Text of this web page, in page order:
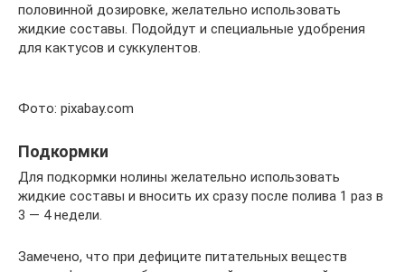
половинной дозировке, желательно использовать
жидкие составы. Подойдут и специальные удобрения
для кактусов и суккулентов.
Фото: pixabay.com
Подкормки
Для подкормки нолины желательно использовать
жидкие составы и вносить их сразу после полива 1 раз в
3 — 4 недели.
Замечено, что при дефиците питательных веществ